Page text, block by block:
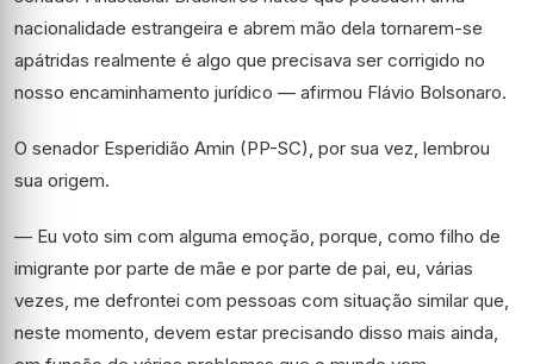
nacionalidade estrangeira e abrem mão dela tornarem-se
apátridas realmente é algo que precisava ser corrigido no
nosso encaminhamento jurídico — afirmou Flávio Bolsonaro.
O senador Esperidião Amin (PP-SC), por sua vez, lembrou
sua origem.
— Eu voto sim com alguma emoção, porque, como filho de
imigrante por parte de mãe e por parte de pai, eu, várias
vezes, me defrontei com pessoas com situação similar que,
neste momento, devem estar precisando disso mais ainda,